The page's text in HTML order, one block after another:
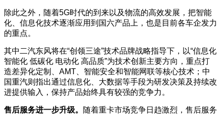
除此之外，随着5G时代的到来以及物流的高效发展，把智能
化、信息化技术逐渐应用到国六产品上，也是目前各车企发力
的重点。
其中二汽东风将在“创领三途”技术品牌战略指导下，以“信息化
智能化 低碳化 电动化 高品质”为技术创新主要方向，重点打
造差异化定制、AMT、智能安全和智能网联等核心技术；中
国重汽则指出通过信息化、大数据等手段为研发决策及持续改
进提供输入，保持产品始终具有较强的竞争力。
售后服务进一步升级。
随着重卡市场竞争日趋激烈，售后服务